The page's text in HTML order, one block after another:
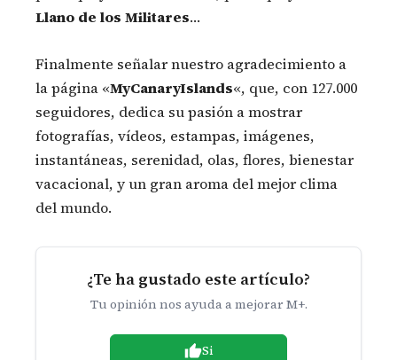
Llano de los Militares…
Finalmente señalar nuestro agradecimiento a
la página «MyCanaryIslands«, que, con 127.000
seguidores, dedica su pasión a mostrar
fotografías, vídeos, estampas, imágenes,
instantáneas, serenidad, olas, flores, bienestar
vacacional, y un gran aroma del mejor clima
del mundo.
¿Te ha gustado este artículo?
Tu opinión nos ayuda a mejorar M+.
Si